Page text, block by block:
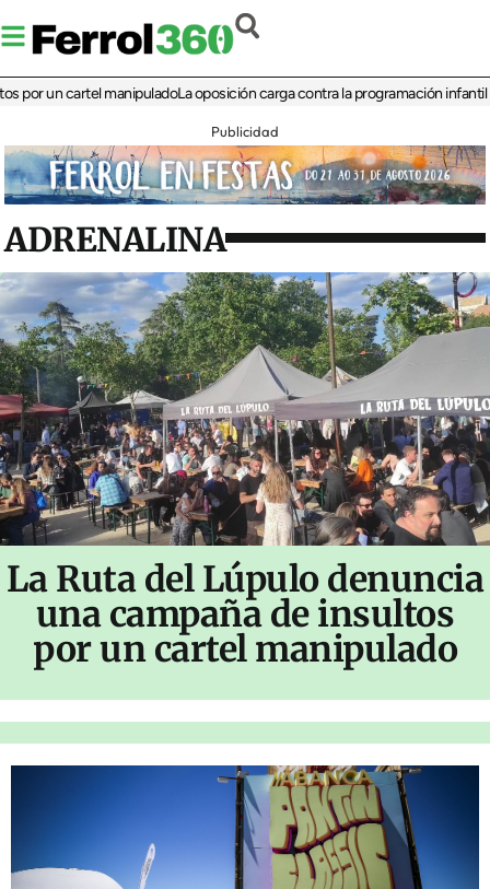
un cartel manipuladoLa oposición carga contra la programación infantil de
Publicidad
ADRENALINA
La Ruta del Lúpulo denuncia
una campaña de insultos
por un cartel manipulado